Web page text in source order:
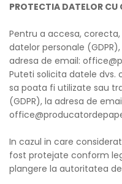
PROTECTIA DATELOR CU
Pentru a accesa,
datelor personale
adresa de email:
Puteti solicita datele dvs.
sa poata fi utilizate sau
(GDPR), la adresa de
In cazul in care
fost protejate conform
plangere la autoritatea